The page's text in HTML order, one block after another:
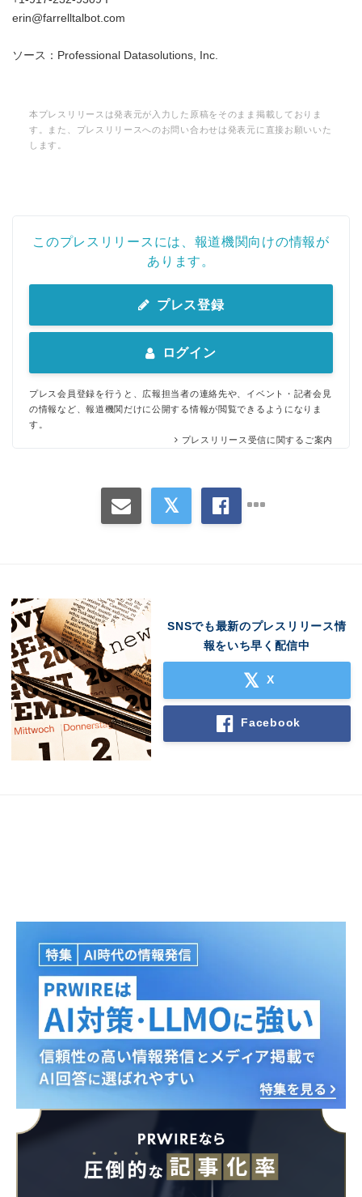
erin@farrelltalbot.com
ソース：Professional Datasolutions, Inc.
本プレスリリースは発表元が入力した原稿をそのまま掲載しておりま
す。また、プレスリリースへのお問い合わせは発表元に直接お願いいた
します。
このプレスリリースには、報道機関向けの情報が
あります。
プレス登録
ログイン
プレス会員登録を行うと、広報担当者の連絡先や、イベント・記者会見
の情報など、報道機関だけに公開する情報が閲覧できるようになりま
す。
プレスリリース受信に関するご案内
SNSでも最新のプレスリリース情
報をいち早く配信中
X
Facebook